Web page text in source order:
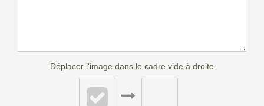
Déplacer l'image dans le cadre vide à droite